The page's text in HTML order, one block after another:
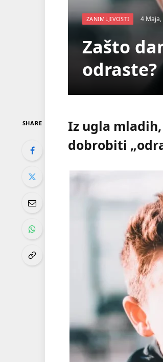
ZANIMLJIVOSTI 4 Maja,
Zašto
odraste?
SHARE
Iz ugla
dobrobiti